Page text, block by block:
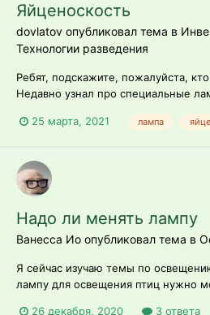
Яйценоскость
dovlatov опубликовал тема в
Технологии разведения
Ребят, подскажите, пожалуйста,
Недавно узнал про специальные
должен находиться источник
работы оптимальное? И г...
25 марта, 2021 лампа
Надо ли менять лампу
Ванесса Ио опубликовал тема в
Я сейчас изучаю темы по
лампу для освещения птиц нужно
26 декабря, 2020 3 ответа